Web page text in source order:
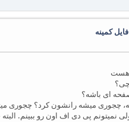
کمینه
هست
چی؟
ای باشه؟
چجوری میشه رانشون کرد؟ چجوری
نمیتونم پی دی اف اون رو ببینم.